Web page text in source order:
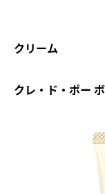
クリーム
クレ・ド・ポー